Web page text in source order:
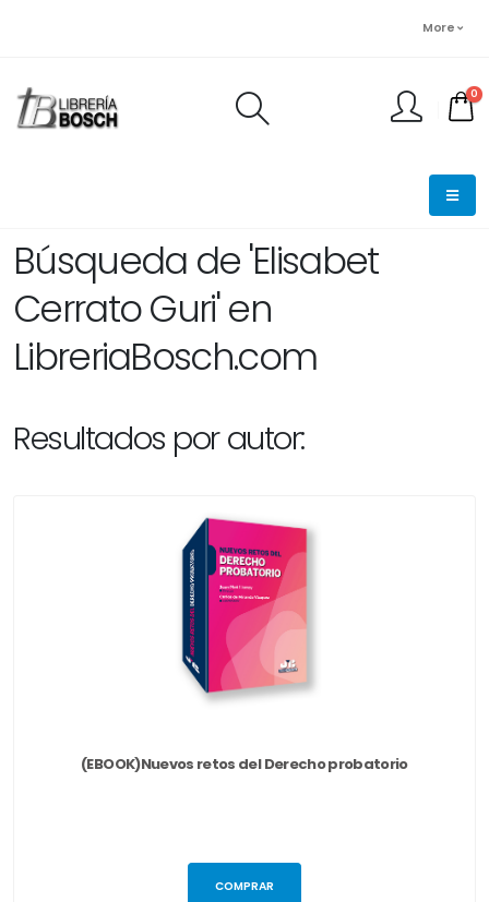
More
0
Búsqueda de 'Elisabet
Cerrato Guri' en
LibreriaBosch.com
Resultados por autor:
(EBOOK)Nuevos retos del Derecho probatorio
COMPRAR